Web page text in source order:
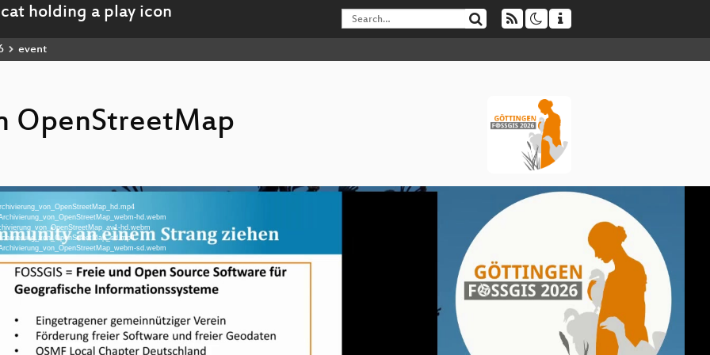
event
OpenStreetMap
hd.webm
hd.webm
sd.webm